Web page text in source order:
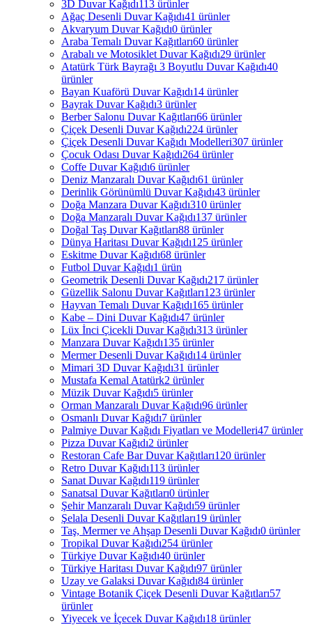
3D Duvar Kağıdı113 ürünler
Ağaç Desenli Duvar Kağıdı41 ürünler
Akvaryum Duvar Kağıdı0 ürünler
Araba Temalı Duvar Kağıtları60 ürünler
Arabalı ve Motosiklet Duvar Kağıdı29 ürünler
Atatürk Türk Bayrağı 3 Boyutlu Duvar Kağıdı40
ürünler
Bayan Kuaförü Duvar Kağıdı14 ürünler
Bayrak Duvar Kağıdı3 ürünler
Berber Salonu Duvar Kağıtları66 ürünler
Çiçek Desenli Duvar Kağıdı224 ürünler
Çiçek Desenli Duvar Kağıdı Modelleri307 ürünler
Çocuk Odası Duvar Kağıdı264 ürünler
Coffe Duvar Kağıdı6 ürünler
Deniz Manzaralı Duvar Kağıdı61 ürünler
Derinlik Görünümlü Duvar Kağıdı43 ürünler
Doğa Manzara Duvar Kağıdı310 ürünler
Doğa Manzaralı Duvar Kağıdı137 ürünler
Doğal Taş Duvar Kağıtları88 ürünler
Dünya Haritası Duvar Kağıdı125 ürünler
Eskitme Duvar Kağıdı68 ürünler
Futbol Duvar Kağıdı1 ürün
Geometrik Desenli Duvar Kağıdı217 ürünler
Güzellik Salonu Duvar Kağıtları123 ürünler
Hayvan Temalı Duvar Kağıdı165 ürünler
Kabe – Dini Duvar Kağıdı47 ürünler
Lüx İnci Çicekli Duvar Kağıdı313 ürünler
Manzara Duvar Kağıdı135 ürünler
Mermer Desenli Duvar Kağıdı14 ürünler
Mimari 3D Duvar Kağıdı31 ürünler
Mustafa Kemal Atatürk2 ürünler
Müzik Duvar Kağıdı5 ürünler
Orman Manzaralı Duvar Kağıdı96 ürünler
Osmanlı Duvar Kağıdı7 ürünler
Palmiye Duvar Kağıdı Fiyatları ve Modelleri47 ürünler
Pizza Duvar Kağıdı2 ürünler
Restoran Cafe Bar Duvar Kağıtları120 ürünler
Retro Duvar Kağıdı113 ürünler
Sanat Duvar Kağıdı119 ürünler
Sanatsal Duvar Kağıtları0 ürünler
Şehir Manzaralı Duvar Kağıdı59 ürünler
Şelala Desenli Duvar Kağıtları19 ürünler
Taş, Mermer ve Ahşap Desenli Duvar Kağıdı0 ürünler
Tropikal Duvar Kağıdı254 ürünler
Türkiye Duvar Kağıdı40 ürünler
Türkiye Haritası Duvar Kağıdı97 ürünler
Uzay ve Galaksi Duvar Kağıdı84 ürünler
Vintage Botanik Çiçek Desenli Duvar Kağıtları57
ürünler
Yiyecek ve İçecek Duvar Kağıdı18 ürünler